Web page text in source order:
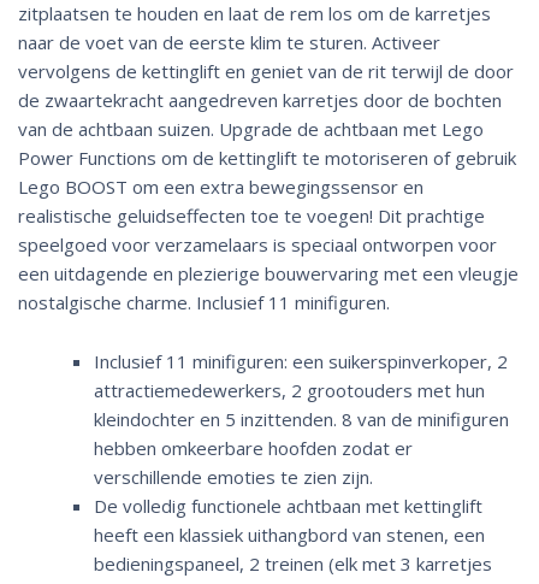
zitplaatsen te houden en laat de rem los om de karretjes
naar de voet van de eerste klim te sturen. Activeer
vervolgens de kettinglift en geniet van de rit terwijl de door
de zwaartekracht aangedreven karretjes door de bochten
van de achtbaan suizen. Upgrade de achtbaan met Lego
Power Functions om de kettinglift te motoriseren of gebruik
Lego BOOST om een extra bewegingssensor en
realistische geluidseffecten toe te voegen! Dit prachtige
speelgoed voor verzamelaars is speciaal ontworpen voor
een uitdagende en plezierige bouwervaring met een vleugje
nostalgische charme. Inclusief 11 minifiguren.
Inclusief 11 minifiguren: een suikerspinverkoper, 2
attractiemedewerkers, 2 grootouders met hun
kleindochter en 5 inzittenden. 8 van de minifiguren
hebben omkeerbare hoofden zodat er
verschillende emoties te zien zijn.
De volledig functionele achtbaan met kettinglift
heeft een klassiek uithangbord van stenen, een
bedieningspaneel, 2 treinen (elk met 3 karretjes